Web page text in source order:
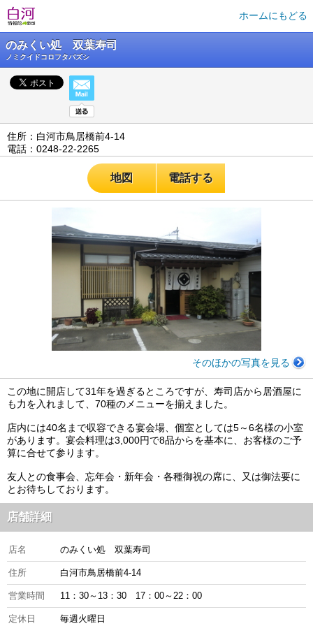
ホームにもどる
のみくい処 双葉寿司
ノミクイドコロフタバズシ
住所：白河市鳥居橋前4-14
電話：0248-22-2265
地図 電話する
そのほかの写真を見る
この地に開店して31年を過ぎるところですが、寿司店から居酒屋に
も力を入れまして、70種のメニューを揃えました。
店内には40名まで収容できる宴会場、個室としては5～6名様の小室
があります。宴会料理は3,000円で8品からを基本に、お客様のご予
算に合せて参ります。
友人との食事会、忘年会・新年会・各種御祝の席に、又は御法要に
とお待ちしております。
店舗詳細
店名 のみくい処 双葉寿司
住所 白河市鳥居橋前4-14
営業時間 11：30～13：30 17：00～22：00
定休日 毎週火曜日